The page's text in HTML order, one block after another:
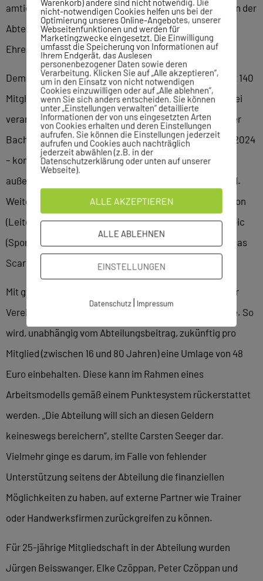
amtierende Abteilungsleiter eine Negativentwicklung in der
Abteilung in Bezug auf die generelle Bereitschaft zum
Ehrenamt und zur Mitarbeit.
Dementsprechend steht die Abteilung mit ihren derzeit 140
Mitgliedern nun vor der Herkulesaufgabe, zukünftig zwei
verantwortungsvolle Aufgaben neu zu besetzen. Werner
Bacher führt das Amt des Finanzchefs – längstens bis 2024
– kommissarisch weiter, bis im Rahmen einer
außerordentlichen Sitzung ein Nachfolger gewählt wird.
Weiterhin gehören Mareike Spieß (Jugend), Lukas Coulon
(Leiter Spielbetrieb), Wolfgang Bradfisch, Bettina Haboic
(Sportwarte), Bernd Kaltenbach (Schriftführer) und Jonas
Scardanzan (Jugendsprecher) dem Ausschuss an.
Mit großer Mehrheit angenommen wurde der Antrag der
Vereinsführung auf Einführung einer Abteilungsumlage. So
wird, unabhängig vom Abteilungsbeitrag, zukünftig pro
Mitglied (zwischen 16 und 80 Jahren) eine Umlage von 48
Euro einbehalten. Diese kann im Rahmen eines
Arbeitsmodells gemäß einem Punktesystem rückerstattet
werden. „Die Abteilung will sich an diesen Geldern
keineswegs bereichern“, stellte Carsten Seeger dar.
Vielmehr ginge es darum, im Falle von fehlender
Unterstützung seitens der Abteilung die finanziellen
Möglichkeiten zu haben, auf externe Partner wie Trainer
oder Handwerksfirmen zurückgreifen zu können.
Für 25-jährige Mitgliedschaft in der Abteilung wurden
Jürgen Beisswanger, Elke Czöppan, Peter Czöppan und
nicht-notwendigen Cookies helfen uns bei der
Optimierung unseres Online-Angebotes, unserer
Webseitenfunktionen und werden für
Marketingzwecke eingesetzt. Die Einwilligung
umfasst die Speicherung von Informationen auf
Ihrem Endgerät, das Auslesen
personenbezogener Daten sowie deren
Verarbeitung. Klicken Sie auf „Alle akzeptieren“,
um in den Einsatz von nicht notwendigen
Cookies einzuwilligen oder auf „Alle ablehnen“,
wenn Sie sich anders entscheiden. Sie können
unter „Einstellungen verwalten“ detaillierte
Informationen der von uns eingesetzten Arten
von Cookies erhalten und deren Einstellungen
aufrufen. Sie können die Einstellungen jederzeit
aufrufen und Cookies auch nachträglich
jederzeit abwählen (z.B. in der
Datenschutzerklärung oder unten auf unserer
Webseite).
ALLE AKZEPTIEREN
ALLE ABLEHNEN
EINSTELLUNGEN
Datenschutz| Impressum